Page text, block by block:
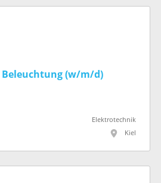
(w/m/d)
Elektrotechnik
Kiel